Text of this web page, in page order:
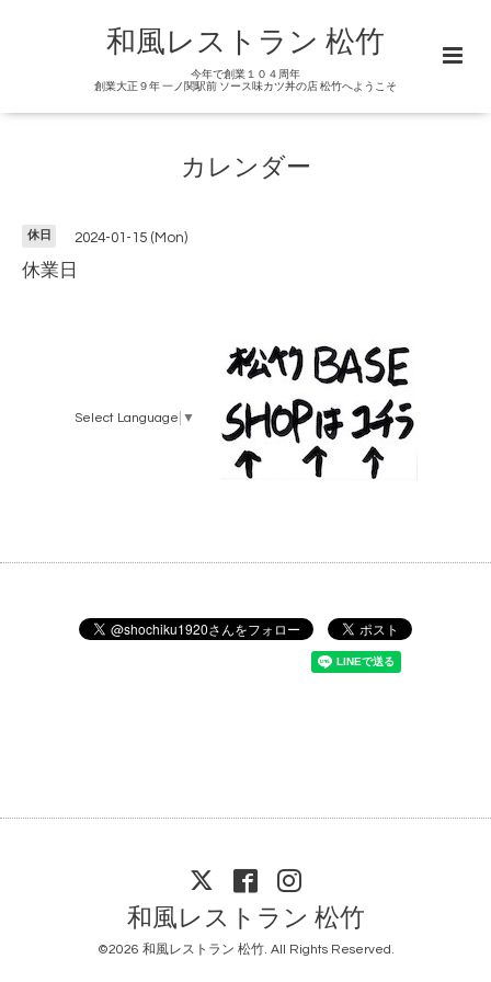
和風レストラン 松竹
今年で創業１０４周年
創業大正９年 一ノ関駅前 ソース味カツ丼の店 松竹へようこそ
カレンダー
休日 2024-01-15 (Mon)
休業日
Select Language ▼
和風レストラン 松竹
©2026 和風レストラン 松竹. All Rights Reserved.